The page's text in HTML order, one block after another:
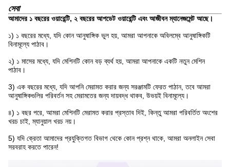
সেবা
আমাদের ১ বছরের ওয়ারেন্টি, ২ বছরের আপডেট ওয়ারেন্টি এবং আজীবন ম্যানেজমেন্ট আছে।
১) ১ বছরের মধ্যে, যদি কোন আনুষাঙ্গিক ভুল হয়, আমরা আপনাকে অবিলম্বে আনুষাঙ্গিকটি
বিনামূল্যে পাঠাব।
২) ১ মাসের মধ্যে, যদি মেশিনটি কোন বড় ব্যর্থ হয়, আমরা আপনাকে একটি নতুন মেশিন
পাঠাব।
3) এক বছরের মধ্যে, যদি আপনি মেরামত করার জন্য সরঞ্জামটি ফেরত পাঠান, তবে আমরা
আনুষাঙ্গিকগুলির পরিবর্তন সহ মেরামতের জন্য দায়বদ্ধ থাকব, উভয়ই বিনামূল্যে।
৪) ১ বছর পরে, আমরা মেশিনটি মেরামত করার প্রস্তাব দিই, কিন্তু আমরা পরিবর্তিত অংশের
খরচ চাই, ম্যানুয়াল খরচ নয়।
5) যদি ক্রেতা আমাদের প্রযুক্তিগত বিভাগ থেকে কোন প্রশ্ন থাকে, আমরা অনলাইন সেবা
সরবরাহ করতে পারেন!